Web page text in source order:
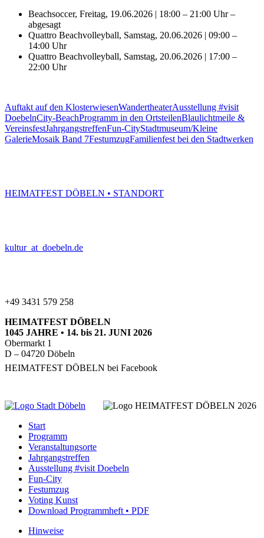
Beachsoccer, Freitag, 19.06.2026 | 18:00 – 21:00 Uhr –
abgesagt
Quattro Beachvolleyball, Samstag, 20.06.2026 | 09:00 –
14:00 Uhr
Quattro Beachvolleyball, Samstag, 20.06.2026 | 17:00 –
22:00 Uhr
Auftakt auf den KlosterwiesenWandertheaterAusstellung #visit
DoebelnCity-BeachProgramm in den OrtsteilenBlaulichtmeile &
VereinsfestJahrgangstreffenFun-CityStadtmuseum/Kleine
GalerieMosaik Band 7FestumzugFamilienfest bei den Stadtwerken
HEIMATFEST DÖBELN • STANDORT
kultur_at_ doebeln.de
+49 3431 579 258
HEIMATFEST DÖBELN
1045 JAHRE • 14. bis 21. JUNI 2026
Obermarkt 1
D – 04720 Döbeln
HEIMATFEST DÖBELN bei Facebook
Start
Programm
Veranstaltungsorte
Jahrgangstreffen
Ausstellung #visit Doebeln
Fun-City
Festumzug
Voting Kunst
Download Programmheft • PDF
Hinweise